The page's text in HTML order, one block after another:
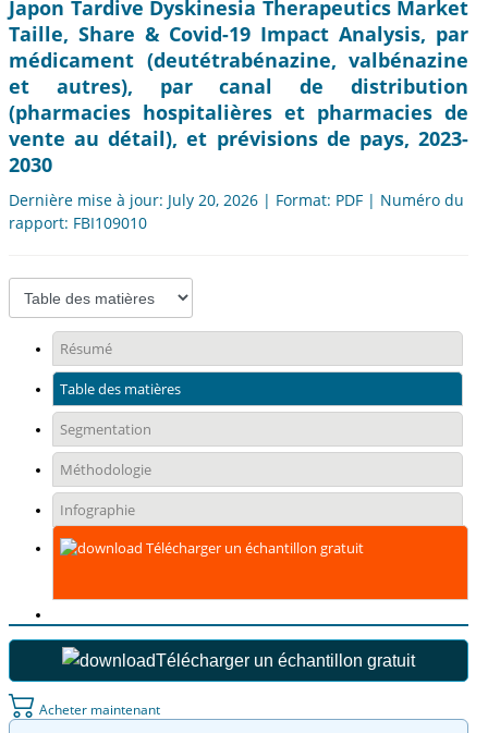
Japon Tardive Dyskinesia Therapeutics Market
Taille, Share & Covid-19 Impact Analysis, par
médicament (deutétrabénazine, valbénazine
et autres), par canal de distribution
(pharmacies hospitalières et pharmacies de
vente au détail), et prévisions de pays, 2023-
2030
Dernière mise à jour: July 20, 2026 | Format: PDF | Numéro du
rapport: FBI109010
Résumé
Table des matières
Segmentation
Méthodologie
Infographie
Télécharger un échantillon gratuit
Télécharger un échantillon gratuit
Acheter maintenant